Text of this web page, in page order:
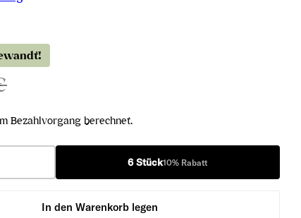
Bezahlvorgang berechnet.
6 Stück10% Rabatt
In den Warenkorb legen